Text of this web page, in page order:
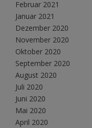
Februar 2021
Januar 2021
Dezember 2020
November 2020
Oktober 2020
September 2020
August 2020
Juli 2020
Juni 2020
Mai 2020
April 2020